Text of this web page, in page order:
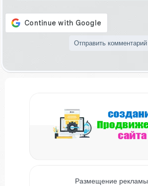
Размещение рекламы